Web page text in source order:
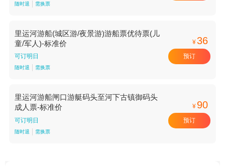
随时退 需换票
里运河游船(城区游/夜景游)游船票优待票(儿
童/军人)-标准价
可订明日
随时退 需换票
¥36
预订
里运河游船闸口游艇码头至河下古镇御码头
成人票-标准价
可订明日
随时退 需换票
¥ 90
预订